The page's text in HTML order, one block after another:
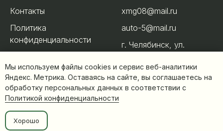
Контакты
Политика
конфиденциальности
xmg08@mail.ru
auto-5@mail.ru
г. Челябинск, ул.
49
Мы используем файлы cookies и сервис веб-аналитики
Яндекс. Метрика. Оставаясь на сайте, вы соглашаетесь на
обработку персональных данных в соответствии с
Политикой конфиденциальности
Хорошо